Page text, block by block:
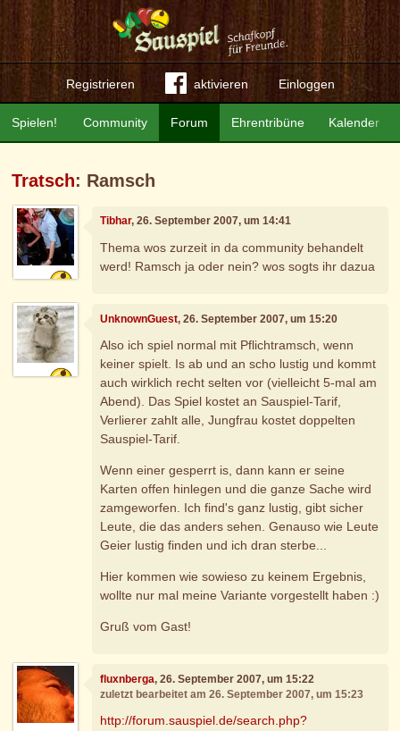
Registrieren aktivieren Einloggen
Community Forum Ehrentribüne Kalender
Spielen!
Tratsch: Ramsch
Tibhar, 26. September 2007, um 14:41
Thema wos zurzeit in da community behandelt
werd! Ramsch ja oder nein? wos sogts ihr dazua
UnknownGuest, 26. September 2007, um 15:20
Also ich spiel normal mit Pflichtramsch, wenn
keiner spielt. Is ab und an scho lustig und kommt
auch wirklich recht selten vor (vielleicht 5-mal am
Abend). Das Spiel kostet an Sauspiel-Tarif,
Verlierer zahlt alle, Jungfrau kostet doppelten
Sauspiel-Tarif.
Wenn einer gesperrt is, dann kann er seine
Karten offen hinlegen und die ganze Sache wird
zamgeworfen. Ich find's ganz lustig, gibt sicher
Leute, die das anders sehen. Genauso wie Leute
Geier lustig finden und ich dran sterbe...
Hier kommen wie sowieso zu keinem Ergebnis,
wollte nur mal meine Variante vorgestellt haben :)
Gruß vom Gast!
fluxnberga, 26. September 2007, um 15:22
zuletzt bearbeitet am 26. September 2007, um 15:23
http://forum.sauspiel.de/search.php?